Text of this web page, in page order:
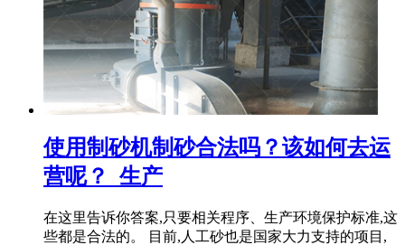
使用制砂机制砂合法吗？该如何去运
营呢？_生产
在这里告诉你答案,只要相关程序、生产环境保护标准,这
些都是合法的。 目前,人工砂也是国家大力支持的项目,